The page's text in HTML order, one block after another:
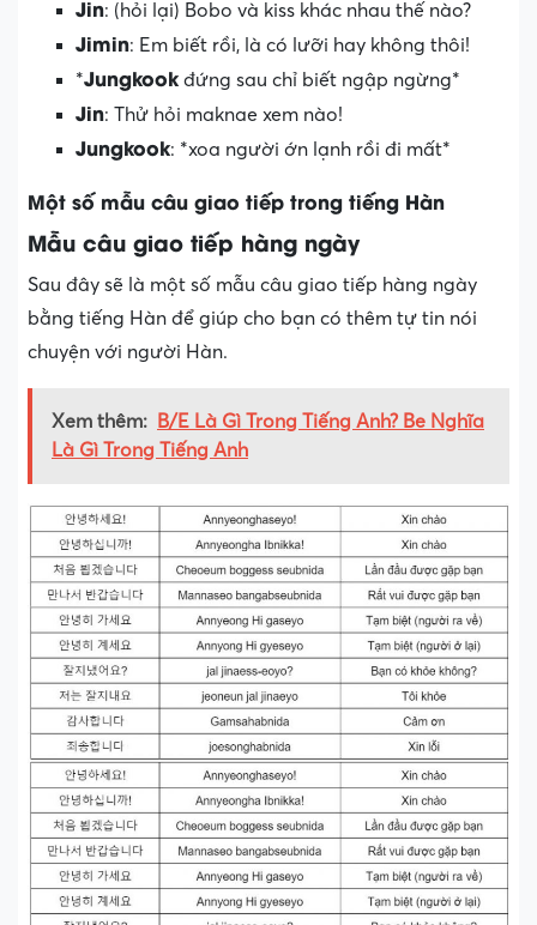
Jin: (hỏi lại) Bobo và kiss khác nhau thế nào?
Jimin: Em biết rồi, là có lưỡi hay không thôi!
*Jungkook đứng sau chỉ biết ngập ngừng*
Jin: Thử hỏi maknae xem nào!
Jungkook: *xoa người ớn lạnh rồi đi mất*
Một số mẫu câu giao tiếp trong tiếng Hàn
Mẫu câu giao tiếp hàng ngày
Sau đây sẽ là một số mẫu câu giao tiếp hàng ngày
bằng tiếng Hàn để giúp cho bạn có thêm tự tin nói
chuyện với người Hàn.
Xem thêm:
B/E Là Gì Trong Tiếng Anh? Be Nghĩa
Là Gì Trong Tiếng Anh